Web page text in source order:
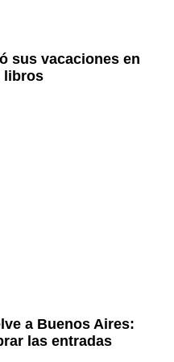
sus vacaciones en
libros
a Buenos Aires:
las entradas